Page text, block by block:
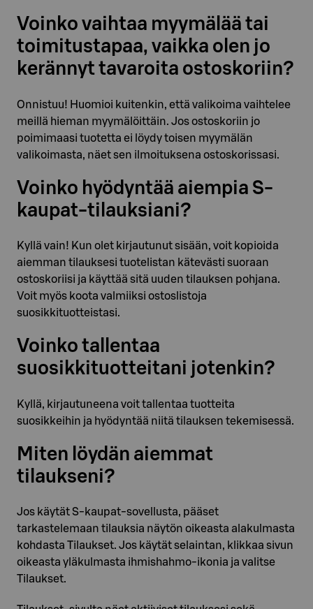
Voinko vaihtaa myymälää tai
toimitustapaa, vaikka olen jo
kerännyt tavaroita ostoskoriin?
Onnistuu! Huomioi kuitenkin, että valikoima vaihtelee
meillä hieman myymälöittäin. Jos ostoskoriin jo
poimimaasi tuotetta ei löydy toisen myymälän
valikoimasta, näet sen ilmoituksena ostoskorissasi.
Voinko hyödyntää aiempia S-
kaupat-tilauksiani?
Kyllä vain! Kun olet kirjautunut sisään, voit kopioida
aiemman tilauksesi tuotelistan kätevästi suoraan
ostoskoriisi ja käyttää sitä uuden tilauksen pohjana.
Voit myös koota valmiiksi ostoslistoja
suosikkituotteistasi.
Voinko tallentaa
suosikkituotteitani jotenkin?
Kyllä, kirjautuneena voit tallentaa tuotteita
suosikkeihin ja hyödyntää niitä tilauksen tekemisessä.
Miten löydän aiemmat
tilaukseni?
Jos käytät S-kaupat-sovellusta, pääset
tarkastelemaan tilauksia näytön oikeasta alakulmasta
kohdasta Tilaukset. Jos käytät selaintan, klikkaa sivun
oikeasta yläkulmasta ihmishahmo-ikonia ja valitse
Tilaukset.